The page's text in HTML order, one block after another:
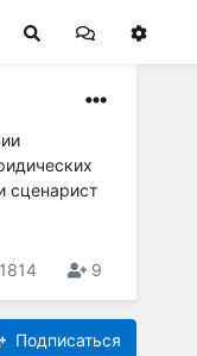
сценарист
1814 9
Подписаться